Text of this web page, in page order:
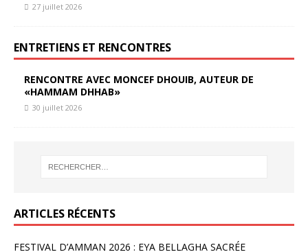
27 juillet 2026
ENTRETIENS ET RENCONTRES
RENCONTRE AVEC MONCEF DHOUIB, AUTEUR DE
«HAMMAM DHHAB»
30 juillet 2026
ARTICLES RÉCENTS
FESTIVAL D’AMMAN 2026 : EYA BELLAGHA SACRÉE